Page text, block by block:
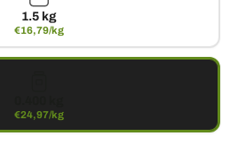
1.5 kg
€16,79/kg
€24,97/kg